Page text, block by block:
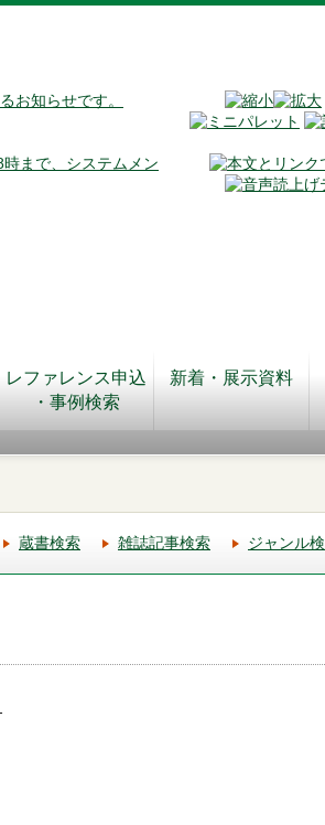
お知らせです。
まで、システムメン
レファレンス申込
・事例検索
新着・展示資料
蔵書検索 雑誌記事検索 ジャンル